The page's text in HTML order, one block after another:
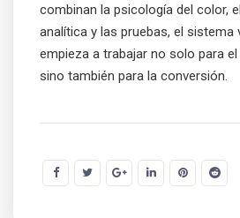
combinan la psicología del color,
analítica y las pruebas, el sistema
empieza a trabajar no solo para
sino también para la conversión.